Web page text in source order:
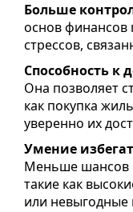
Больше
основ финансов
стрессов,
Способность к
Она позволяет
как покупка
уверенно их
Умение
Меньше шансов
такие как
или невыгодные